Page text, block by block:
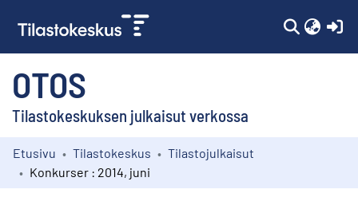
OTOS
Tilastokeskuksen julkaisut verkossa
Kokoelmat
Etusivu Tilastokeskus
Tilastojulkaisut
Konkurser : 2014, juni